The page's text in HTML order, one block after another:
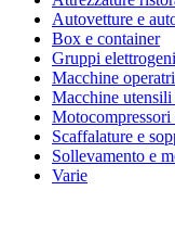
Autovetture e
Box e container
Gruppi
Macchine
Macchine utensili
Motocompressori
Scaffalature e
Sollevamento e
Varie